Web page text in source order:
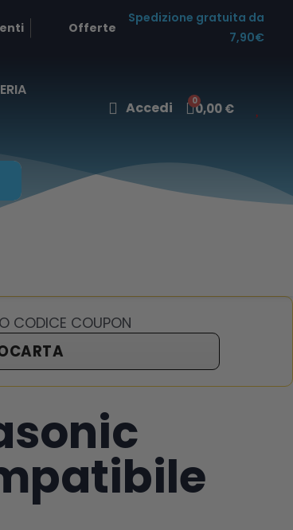
Offerte
Spedizione gratuita da
7,90€
Accedi 0,00 €
CODICE COUPON